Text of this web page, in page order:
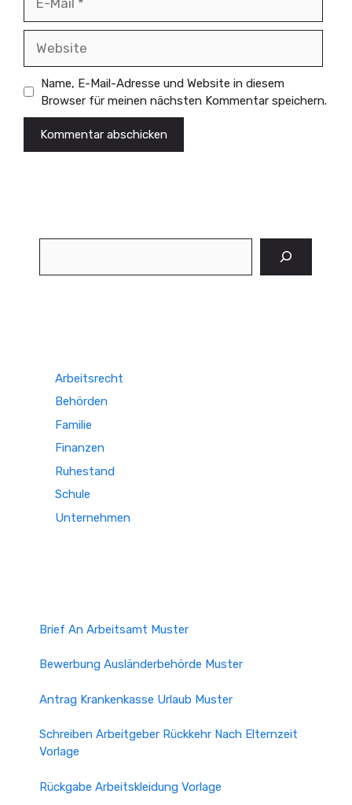
Mail
Name, E-Mail-Adresse und Website in diesem
Browser für meinen nächsten Kommentar speichern.
Arbeitsrecht
Behörden
Familie
Finanzen
Ruhestand
Schule
Unternehmen
Brief An Arbeitsamt Muster
Bewerbung Ausländerbehörde Muster
Antrag Krankenkasse Urlaub Muster
Schreiben Arbeitgeber Rückkehr Nach Elternzeit
Vorlage
Rückgabe Arbeitskleidung Vorlage